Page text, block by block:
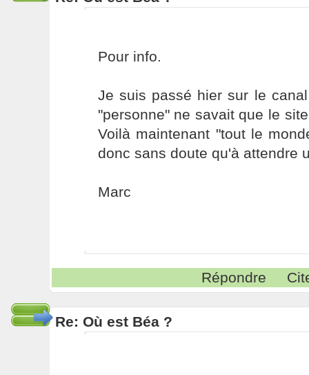
Pour info.
Je suis passé hier sur le
"personne" ne savait que le
Voilà maintenant "tout le
donc sans doute qu'à attendre
Marc
Répondre
Re: Où est Béa ?